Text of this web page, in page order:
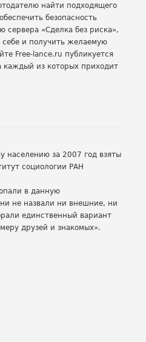
найти подходящего
безопасность
сервера «Сделка без риска»,
себе и получить желаемую
Free-lance.ru публикуется
каждый из которых приходит
населению за 2007 год взяты
социологии РАН
в данную
не назвали ни внешние, ни
единственный вариант
друзей и знакомых».